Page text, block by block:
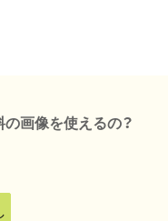
画像を使えるの？